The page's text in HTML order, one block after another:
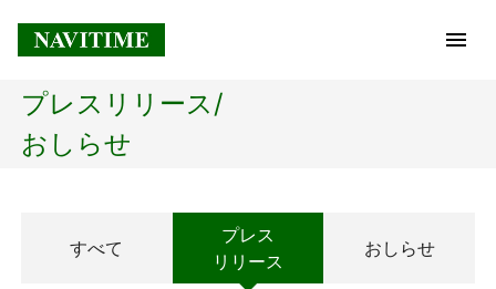
トップページ
経営理念
プレスリリース/
おしらせ
すべて
プレス
リリース
おしらせ